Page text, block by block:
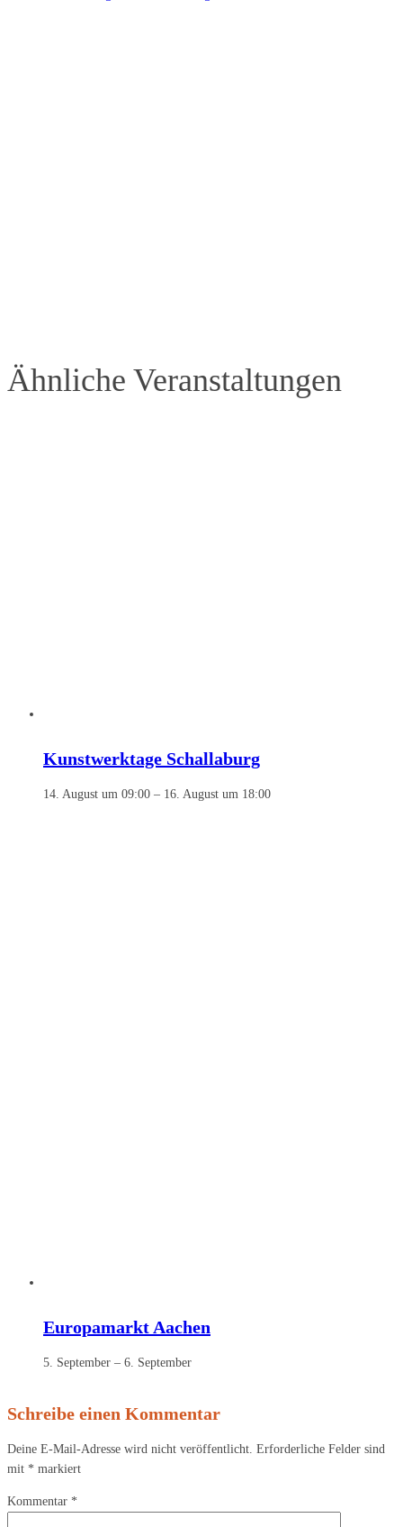
Ähnliche Veranstaltungen
Kunstwerktage Schallaburg
14. August um 09:00 – 16. August um 18:00
Europamarkt Aachen
5. September – 6. September
Schreibe einen Kommentar
Deine E-Mail-Adresse wird nicht veröffentlicht. Erforderliche Felder sind
mit * markiert
Kommentar *